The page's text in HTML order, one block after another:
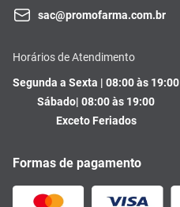
sac@promofarma.com.br
Horários de Atendimento
Segunda a Sexta | 08:00 às 19:00
Sábado| 08:00 às 19:00
Exceto Feriados
Formas de pagamento